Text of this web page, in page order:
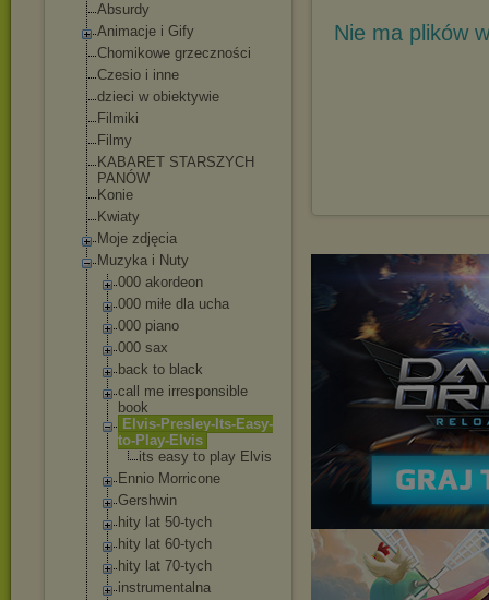
Absurdy
Animacje i Gify
Chomikowe grzeczności
Czesio i inne
dzieci w obiektywie
Filmiki
Filmy
KABARET STARSZYCH
PANÓW
Konie
Kwiaty
Moje zdjęcia
Muzyka i Nuty
000 akordeon
000 miłe dla ucha
000 piano
000 sax
back to black
call me irresponsible
book
Elvis-Presley- Its-Easy-
to-Pl ay-Elvis
its easy to play Elvis
Ennio Morricone
Gershwin
hity lat 50-tych
hity lat 60-tych
hity lat 70-tych
instrumentalna
Nie ma plików